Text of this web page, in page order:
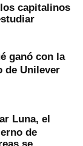
capitalinos
ganó con la
de Unilever
Luna, el
de
se